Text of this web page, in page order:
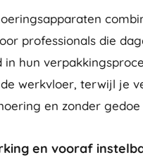
professionals die
in hun
werkvloer, terwijl je
en zonder
en vooraf